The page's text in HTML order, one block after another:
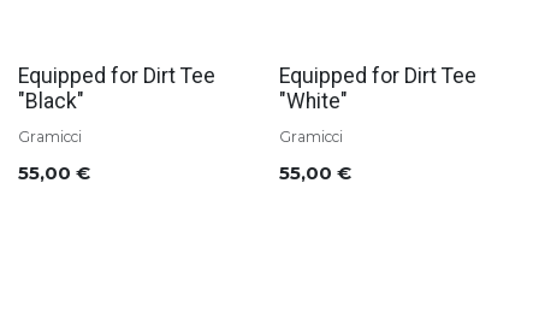
Soldes
Equipped for Dirt Tee
"Black"
Gramicci
55,00 €
Soldes
Equipped for Dirt Tee
"White"
Gramicci
55,00 €